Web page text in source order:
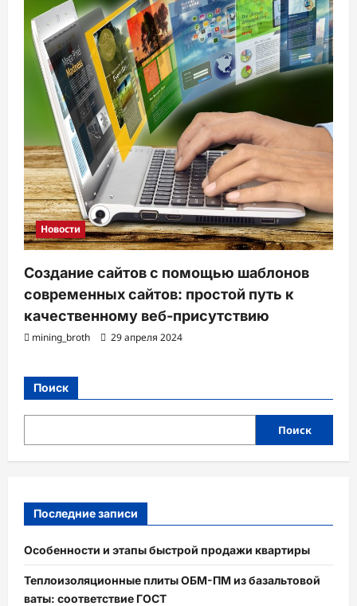
Новости
Создание сайтов с помощью шаблонов
современных сайтов: простой путь к
качественному веб-присутствию
mining_broth 29 апреля 2024
Поиск
Поиск
Последние записи
Особенности и этапы быстрой продажи квартиры
Теплоизоляционные плиты ОБМ-ПМ из базальтовой
ваты: соответствие ГОСТ